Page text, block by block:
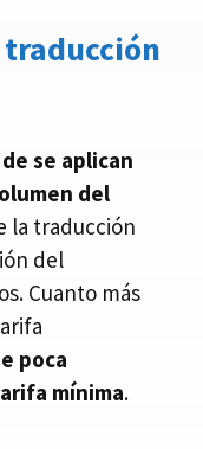
traducción
se aplican
del
la traducción
del
Cuanto más
poca
mínima.